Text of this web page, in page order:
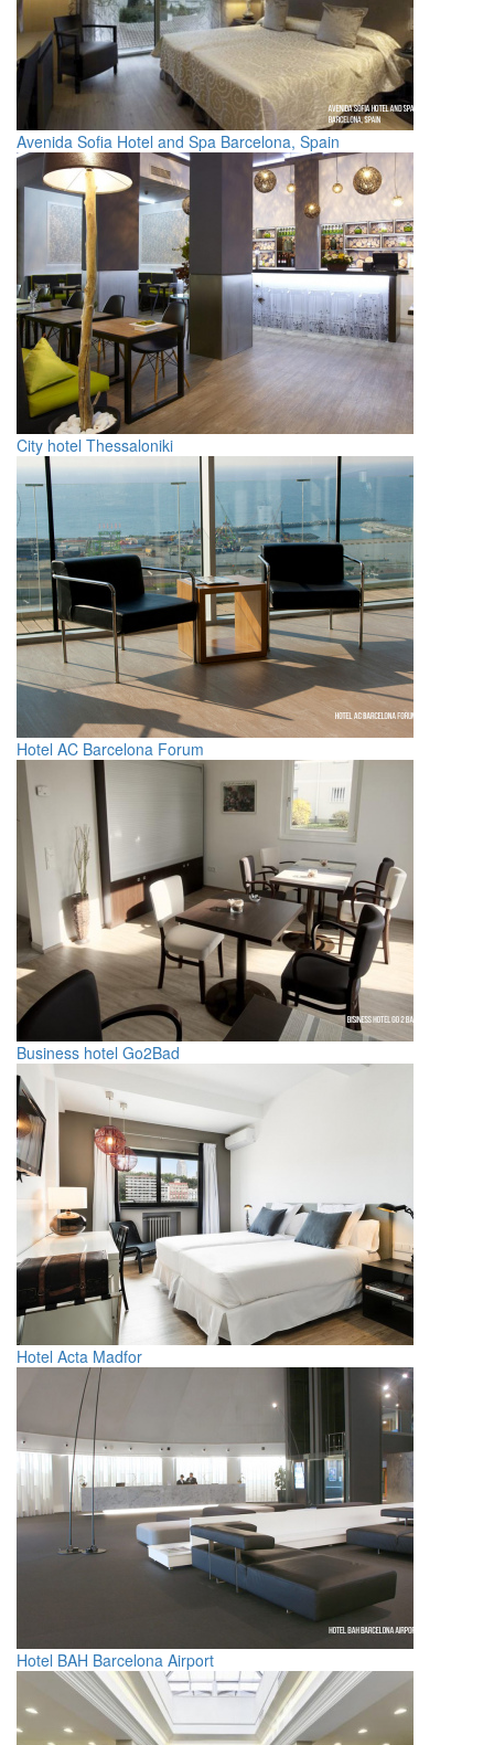
Avenida Sofia Hotel and Spa Barcelona, Spain
City hotel Thessaloniki
Hotel AC Barcelona Forum
Business hotel Go2Bad
Hotel Acta Madfor
Hotel BAH Barcelona Airport